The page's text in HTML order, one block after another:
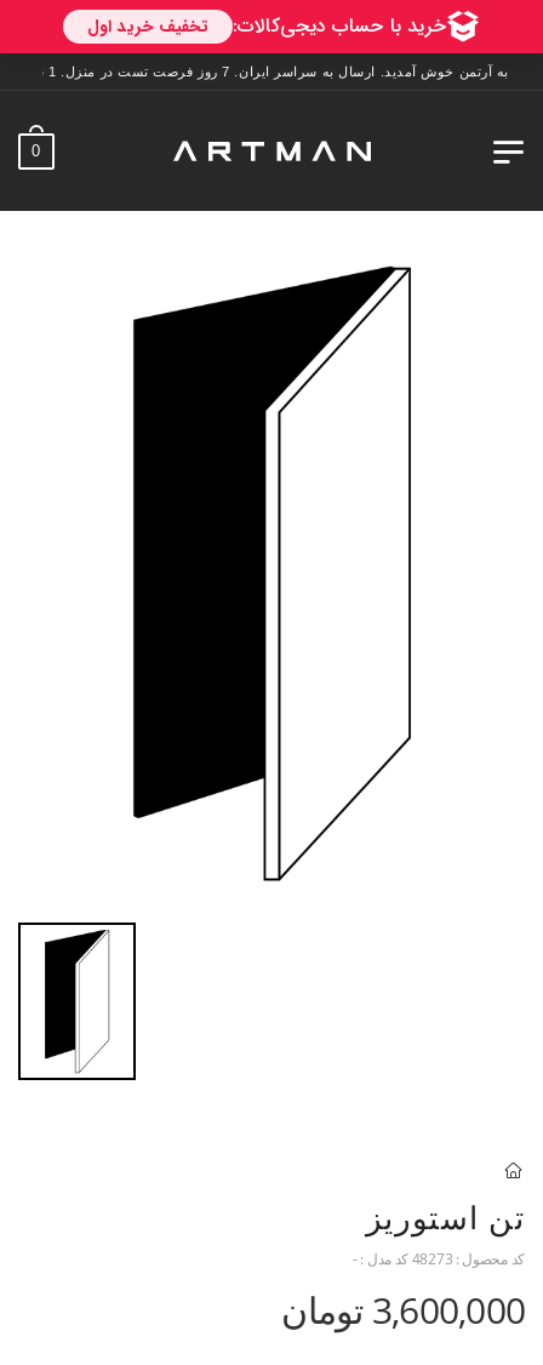
به آرتمن خوش آمدید. ارسال به سراسر ایران. 7 روز فرصت تست در منزل. 1 سال خدمات پس از فروش.
0
تن استوریز
کد محصول : 48273کد مدل :-
3,600,000 تومان